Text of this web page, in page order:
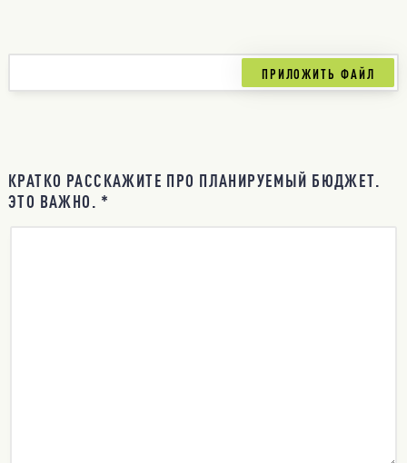
КРАТКО РАССКАЖИТЕ ПРО ПЛАНИРУЕМЫЙ БЮДЖЕТ.
ЭТО ВАЖНО. *